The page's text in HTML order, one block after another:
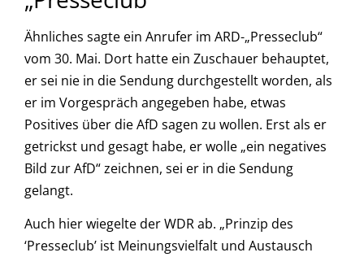
Ähnliches sagte ein Anrufer im ARD-„Presseclub“
vom 30. Mai. Dort hatte ein Zuschauer behauptet,
er sei nie in die Sendung durchgestellt worden, als
er im Vorgespräch angegeben habe, etwas
Positives über die AfD sagen zu wollen. Erst als er
getrickst und gesagt habe, er wolle „ein negatives
Bild zur AfD“ zeichnen, sei er in die Sendung
gelangt.
Auch hier wiegelte der WDR ab. „Prinzip des
‘Presseclub’ ist Meinungsvielfalt und Austausch